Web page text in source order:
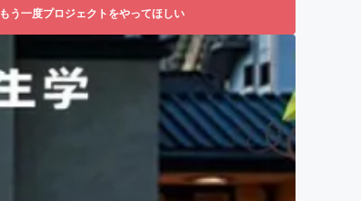
もう一度プロジェクトをやってほしい